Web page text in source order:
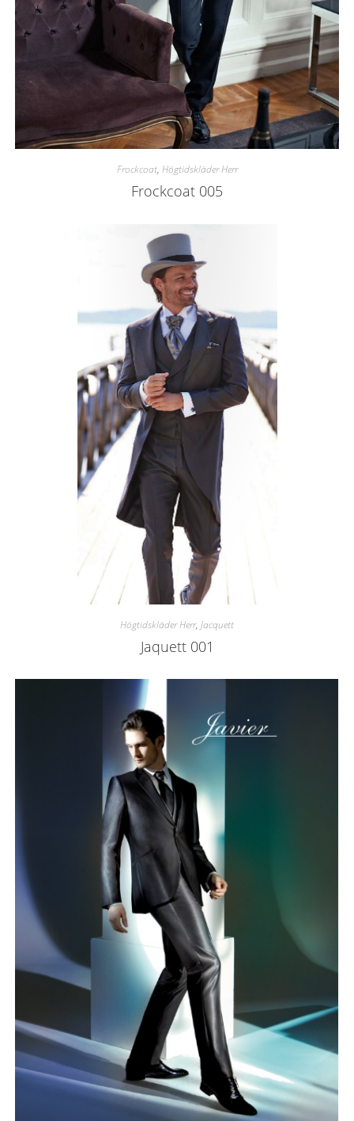
Frockcoat, Högtidskläder Herr
Frockcoat 005
Högtidskläder Herr, Jacquett
Jaquett 001